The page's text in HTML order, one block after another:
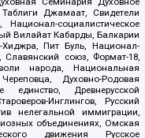
Джамаат, Свидетели
социалистическое
Вилайат Кабарды, Балкарии
Пит Буль, Национал-
Славянский союз, Формат-18,
народа, Национальная
Духовно-Родовая
Древнерусской
Инглингов, Русский
нелегальной иммиграции,
объединениях, Омская
движения Русское